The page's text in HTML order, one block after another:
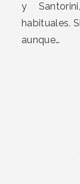
y
habituales.
aunque…